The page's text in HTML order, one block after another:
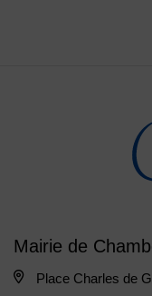
Mairie de
Place Charles de